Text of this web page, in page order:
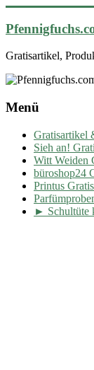
Gratisartikel,
Menü
Gratisartikel
Sieh an!
Witt Weiden
büroshop24
Printus
► Schultüte